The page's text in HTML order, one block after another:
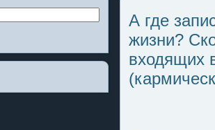
А где
жизни?
входящих